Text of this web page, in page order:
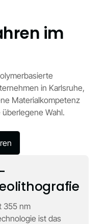
im
in Karlsruhe,
Materialkompetenz
Wahl.
355 nm
ist das